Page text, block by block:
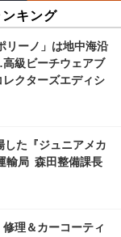
キング
リーノ」は地中海沿
級ビーチウェアブ
クターズエディシ
した『ジュニアメカ
輸局 森田整備課長
理＆カーコーティ